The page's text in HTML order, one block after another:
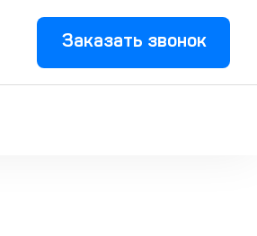
Заказать звонок